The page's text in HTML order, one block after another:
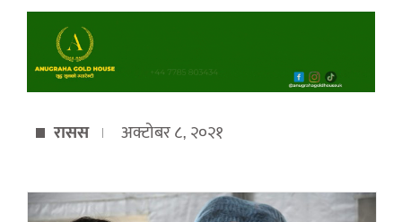
रासस अक्टोबर ८, २०२१